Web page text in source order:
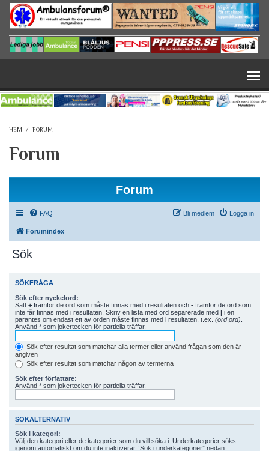
Hoppa till huvudinnehåll
HEM / FORUM
Forum